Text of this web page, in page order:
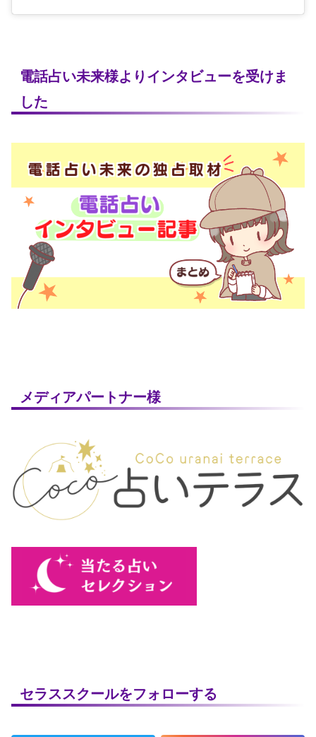
電話占い未来様よりインタビューを受けま
した
メディアパートナー様
セラススクールをフォローする